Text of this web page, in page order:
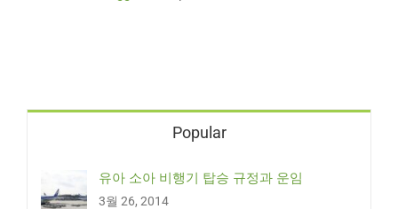
Popular
유아 소아 비행기 탑승 규정과 운임
3월 26, 2014